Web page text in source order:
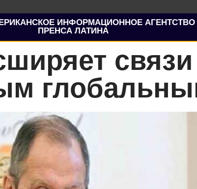
ИНФОРМАЦИОННОЕ АГЕНТСТВО
ПРЕНСА ЛАТИНА
связи